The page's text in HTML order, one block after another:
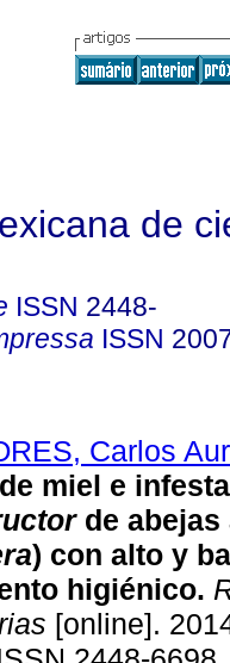
de
ISSN 2448-
ISSN
Carlos
miel e
de abejas
) con alto y
higiénico.
[online].